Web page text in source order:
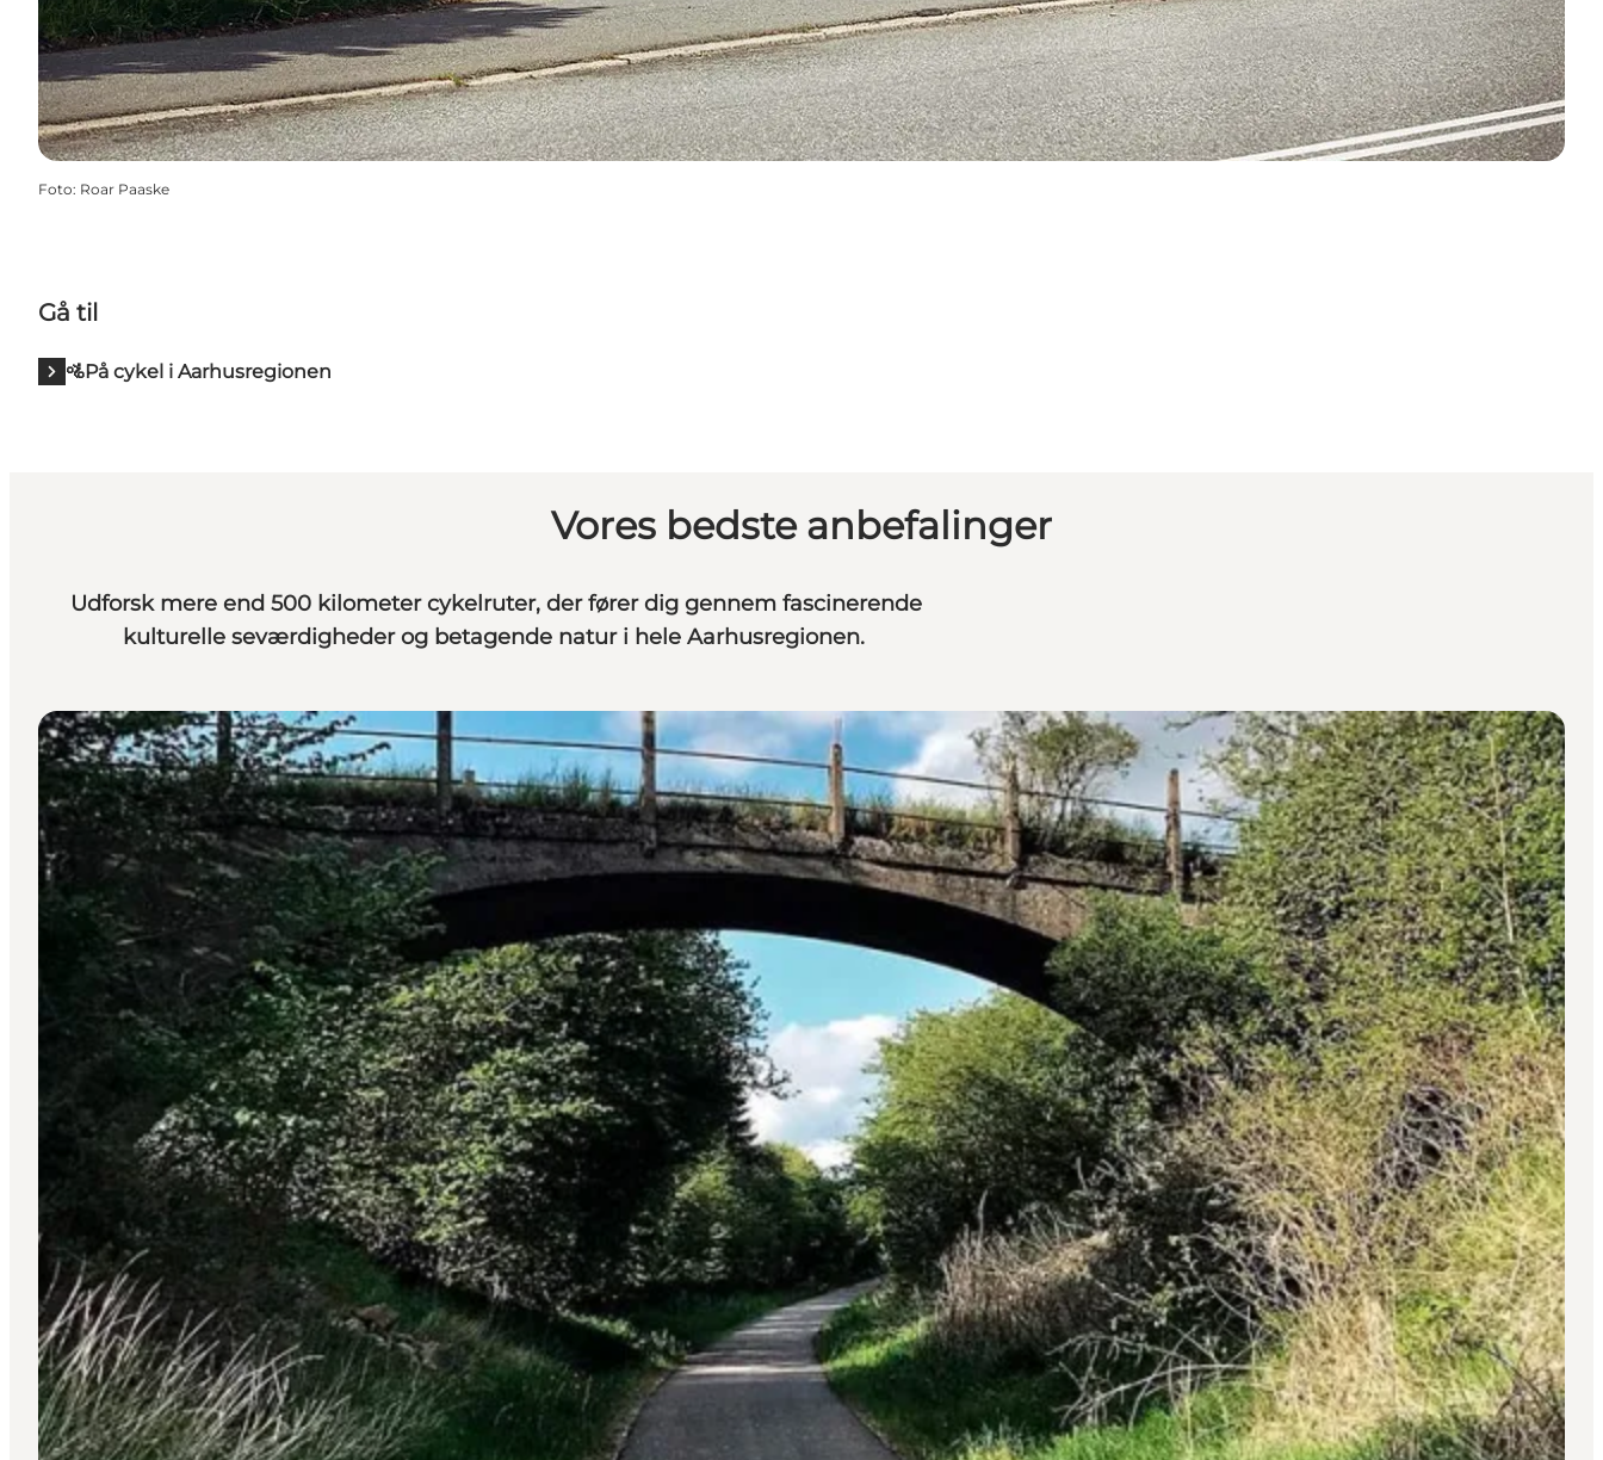
Foto: Roar Paaske
Gå til
🚵På cykel i Aarhusregionen
Vores bedste anbefalinger
Udforsk mere end 500 kilometer cykelruter, der fører dig gennem fascinerende
kulturelle seværdigheder og betagende natur i hele Aarhusregionen.